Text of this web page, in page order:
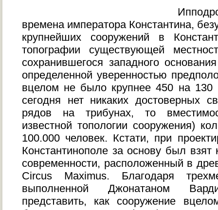
времена императора Константина,
крупнейших сооружений в
топографии существующей
сохранившегося западного
определенной уверенностью
вцелом не было крупнее 450 на 130
сегодня нет никаких достоверных
рядов на трибунах, то
известной топологии сооружения)
100.000 человек. Кстати, при
Константинополе за основу был
современности, расположенный в
Circus Maximus. Благодаря
выполненной Джонатаном
представить, как сооружение